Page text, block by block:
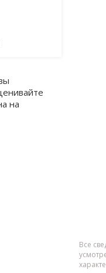
Все